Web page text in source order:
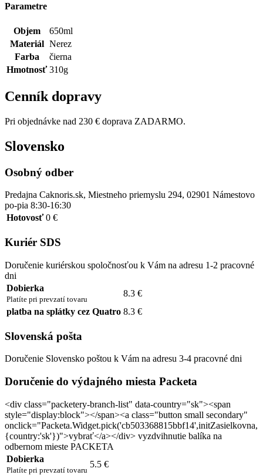
Parametre
Objem
650ml
Materiál Nerez
Farba
čierna
Hmotnosť 310g
Cenník dopravy
Pri objednávke nad 230 € doprava ZADARMO.
Slovensko
Osobný odber
Predajna Caknoris.sk, Miestneho priemyslu 294, 02901 Námestovo
po-pia 8:30-16:30
Hotovosť 0 €
Kuriér SDS
Doručenie kuriérskou spoločnosťou k Vám na adresu 1-2 pracovné
dni
Dobierka
Platíte pri prevzatí tovaru
8.3 €
platba na splátky cez Quatro 8.3 €
Slovenská pošta
Doručenie Slovensko poštou k Vám na adresu 3-4 pracovné dni
Doručenie do výdajného miesta Packeta
<div class="packetery-branch-list" data-country="sk"><span
style="display:block"></span><a class="button small secondary"
onclick="Packeta.Widget.pick('cb503368815bbf14',initZasielkovna,
{country:'sk'})">vybrať</a></div> vyzdvihnutie balíka na
odbernom mieste PACKETA
Dobierka
Platíte pri prevzatí tovaru
5.5 €